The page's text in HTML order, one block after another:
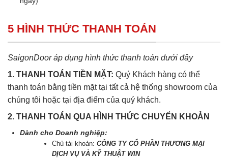
5 HÌNH THỨC THANH TOÁN
SaigonDoor áp dụng hình thức thanh toán dưới đây
1. THANH TOÁN TIỀN MẶT: Quý Khách hàng có thể
thanh toán bằng tiền mặt tại tất cả hệ thống showroom của
chúng tôi hoặc tại địa điểm của quý khách.
2. THANH TOÁN QUA HÌNH THỨC CHUYỂN KHOẢN
Dành cho Doanh nghiệp:
Chủ tài khoản:CÔNG TY CỔ PHẦN THƯƠNG MẠI
DỊCH VỤ VÀ KỸ THUẬT WIN